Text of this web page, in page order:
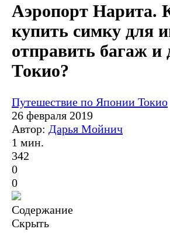
Аэропорт Нарита.
купить симку для
отправить багаж и
Токио?
Путешествие по Японии Токио
26 февраля 2019
Автор: Дарья Мойнич
1 мин.
342
0
0
Содержание
Скрыть